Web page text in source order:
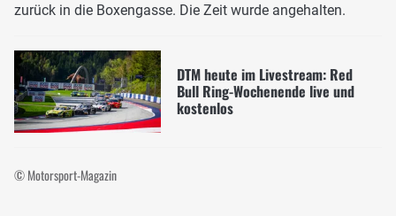
zurück in die Boxengasse. Die Zeit wurde angehalten.
DTM heute im Livestream: Red
Bull Ring-Wochenende live und
kostenlos
© Motorsport-Magazin